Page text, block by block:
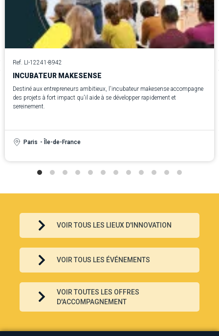
Ref. LI-12241-8942
INCUBATEUR MAKESENSE
Destiné aux entrepreneurs ambitieux, l'incubateur makesense accompagne
des projets à fort impact qu'il aide à se développer rapidement et
sereinement.
Paris - Île-de-France
VOIR TOUS LES LIEUX D'INNOVATION
VOIR TOUS LES ÉVÉNEMENTS
VOIR TOUTES LES OFFRES
D'ACCOMPAGNEMENT